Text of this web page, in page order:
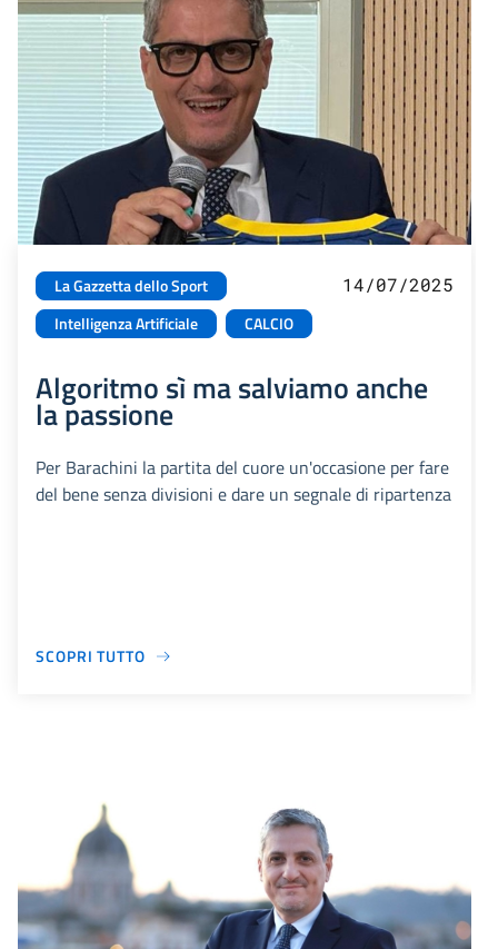
La Gazzetta dello Sport
Intelligenza Artificiale
CALCIO
14/07/2025
Algoritmo sì ma salviamo anche
la passione
Per Barachini la partita del cuore un'occasione per fare
del bene senza divisioni e dare un segnale di ripartenza
SCOPRI TUTTO